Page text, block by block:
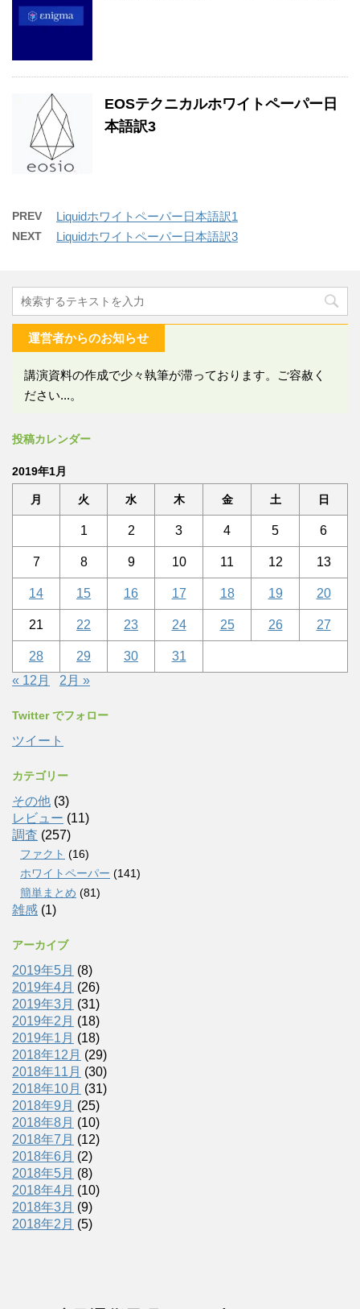
EOSテクニカルホワイトペーパー日
本語訳3
PREV Liquidホワイトペーパー日本語訳1
NEXT Liquidホワイトペーパー日本語訳3
運営者からのお知らせ
講演資料の作成で少々執筆が滞っております。ご容赦く
ださい...。
投稿カレンダー
2019年1月
月 火 水 木 金 土 日
1 2 3 4 5 6
7 8 9 10 11 12 13
14 15 16 17 18 19 20
21 22 23 24 25 26 27
28 29 30
31
« 12月
2月 »
Twitter でフォロー
ツイート
カテゴリー
その他 (3)
レビュー (11)
調査 (257)
ファクト (16)
ホワイトペーパー (141)
簡単まとめ (81)
雑感 (1)
アーカイブ
2019年5月 (8)
2019年4月 (26)
2019年3月 (31)
2019年2月 (18)
2019年1月 (18)
2018年12月 (29)
2018年11月 (30)
2018年10月 (31)
2018年9月 (25)
2018年8月 (10)
2018年7月 (12)
2018年6月 (2)
2018年5月 (8)
2018年4月 (10)
2018年3月 (9)
2018年2月 (5)